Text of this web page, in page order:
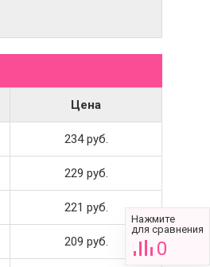
Цена
234 руб.
229 руб.
221 руб.
209 руб.
Нажмите
для сравнения
0